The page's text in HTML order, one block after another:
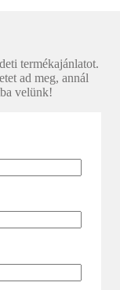
termékajánlatot.
ad meg, annál
velünk!